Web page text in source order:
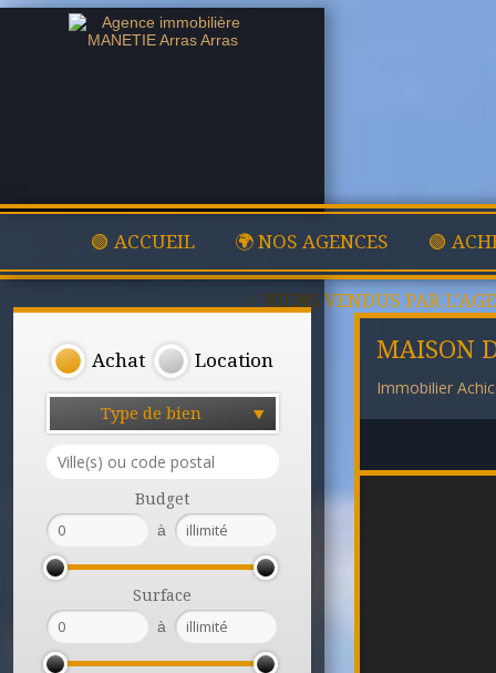
🟢 ACCUEIL 🌍 NOS AGENCES 🟢
✅ BIENS VENDUS PAR
Achat Location
Type de bien
Budget
à
Surface
à
MAISON
Immobilier